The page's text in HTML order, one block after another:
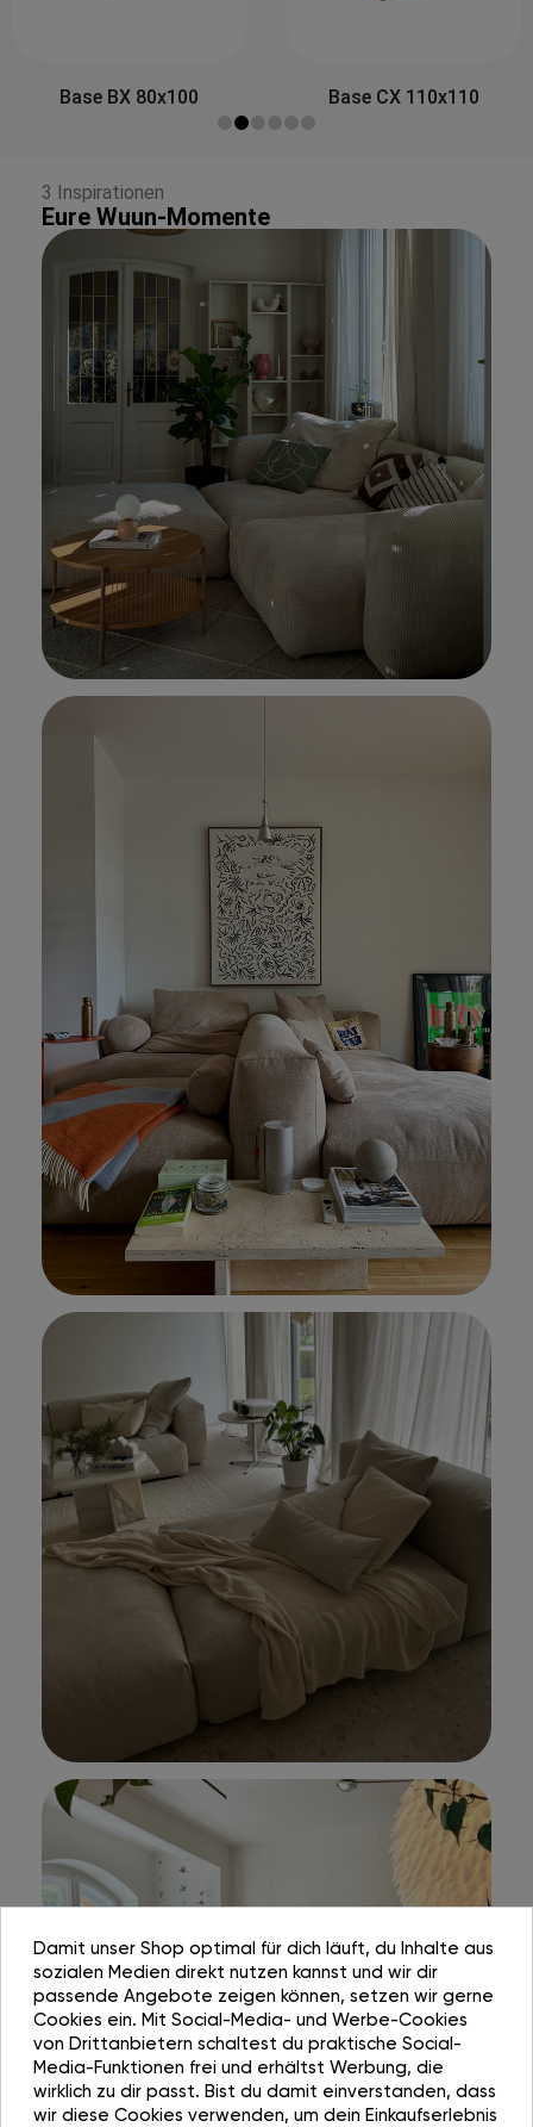
Base CX 110x110 Side&Back A 80x30
3 Inspirationen
Eure Wuun-Momente
Damit unser Shop optimal für dich läuft, du Inhalte aus
sozialen Medien direkt nutzen kannst und wir dir
passende Angebote zeigen können, setzen wir gerne
Cookies ein. Mit Social-Media- und Werbe-Cookies
von Drittanbietern schaltest du praktische Social-
Media-Funktionen frei und erhältst Werbung, die
wirklich zu dir passt. Bist du damit einverstanden, dass
wir diese Cookies verwenden, um dein Einkaufserlebnis